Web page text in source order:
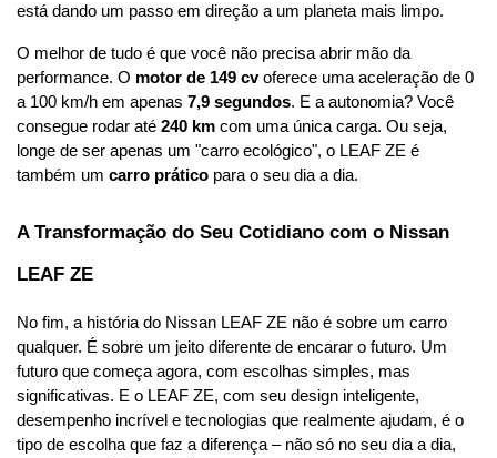
está dando um passo em direção a um planeta mais limpo.
O melhor de tudo é que você não precisa abrir mão da
performance. O motor de 149 cv oferece uma aceleração de 0
a 100 km/h em apenas 7,9 segundos. E a autonomia? Você
consegue rodar até 240 km com uma única carga. Ou seja,
longe de ser apenas um "carro ecológico", o LEAF ZE é
também um carro prático para o seu dia a dia.
A Transformação do Seu Cotidiano com o Nissan
LEAF ZE
No fim, a história do Nissan LEAF ZE não é sobre um carro
qualquer. É sobre um jeito diferente de encarar o futuro. Um
futuro que começa agora, com escolhas simples, mas
significativas. E o LEAF ZE, com seu design inteligente,
desempenho incrível e tecnologias que realmente ajudam, é o
tipo de escolha que faz a diferença – não só no seu dia a dia,